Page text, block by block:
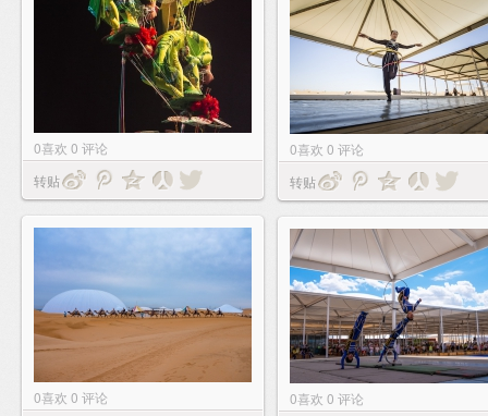
0喜欢 0 评论
转贴
0喜欢 0 评论
转贴
0喜欢 0 评论
0喜欢 0 评论